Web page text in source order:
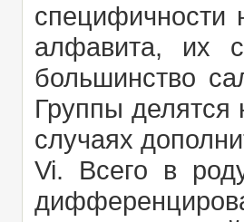
специфичности
алфавита, их
большинство
Группы
случаях
Vi. Всего в